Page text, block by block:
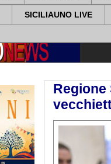
SICILIAUNO LIVE
Regione